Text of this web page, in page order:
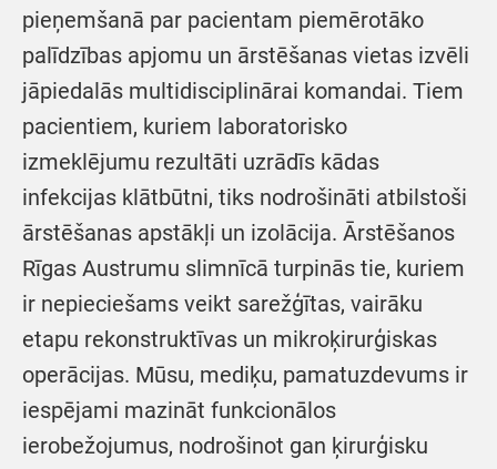
pieņemšanā par pacientam piemērotāko
palīdzības apjomu un ārstēšanas vietas izvēli
jāpiedalās multidisciplinārai komandai. Tiem
pacientiem, kuriem laboratorisko
izmeklējumu rezultāti uzrādīs kādas
infekcijas klātbūtni, tiks nodrošināti atbilstoši
ārstēšanas apstākļi un izolācija. Ārstēšanos
Rīgas Austrumu slimnīcā turpinās tie, kuriem
ir nepieciešams veikt sarežģītas, vairāku
etapu rekonstruktīvas un mikroķirurģiskas
operācijas. Mūsu, mediķu, pamatuzdevums ir
iespējami mazināt funkcionālos
ierobežojumus, nodrošinot gan ķirurģisku